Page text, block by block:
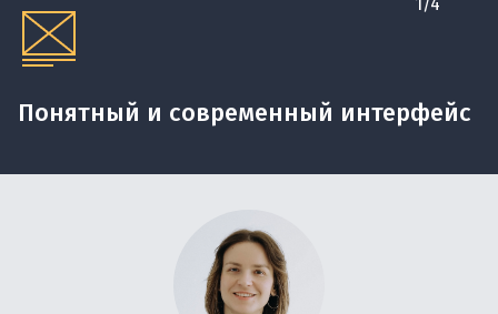
Понятный и современный интерфейс